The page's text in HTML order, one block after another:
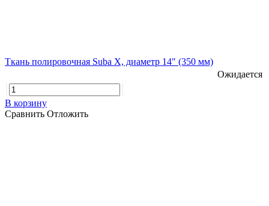
Ткань полировочная Suba X, диаметр 14" (350 мм)
Ожидается
В корзину
Сравнить Отложить